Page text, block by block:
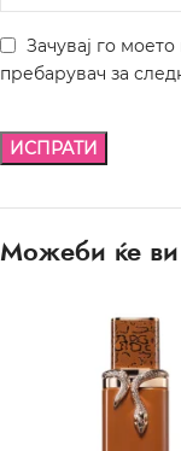
Зачувај го
пребарувач за
Можеби ќе